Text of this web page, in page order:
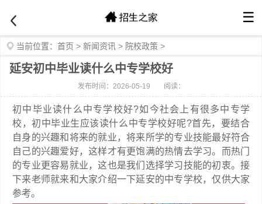
☰
当前位置： 首页 > 新闻资讯 > 院校政策 >
延安初中毕业读什么中专学校好
发布时间：2026-05-19 阅读：
初中毕业读什么中专学校好?如今社会上有很多中专学
校，初中毕业生应该读什么中专学校好呢?首先，要结合
自身的兴趣和将来的就业，将来所学的专业技能最好符合
自己的兴趣爱好，这样才有更饱满的热情去学习。而热门
的专业更容易就业，这也是我们选择学习技能的初衷。接
下来老师就来和大家介绍一下延安的中专学校，仅供大家
参考。